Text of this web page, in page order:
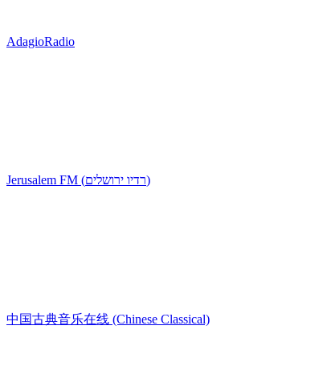
AdagioRadio
Jerusalem FM (רדיו ירושלים)
中国古典音乐在线 (Chinese Classical)